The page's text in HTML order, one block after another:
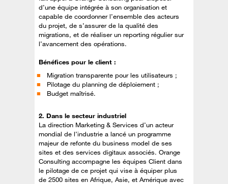
d’une équipe intégrée à son organisation et
capable de coordonner l’ensemble des acteurs
du projet, de s’assurer de la qualité des
migrations, et de réaliser un reporting régulier sur
l’avancement des opérations.
Bénéfices pour le client :
Migration transparente pour les utilisateurs ;
Pilotage du planning de déploiement ;
Budget maîtrisé.
2. Dans le secteur industriel
La direction Marketing & Services d’un acteur
mondial de l’industrie a lancé un programme
majeur de refonte du business model de ses
sites et des services digitaux associés. Orange
Consulting accompagne les équipes Client dans
le pilotage de ce projet qui vise à équiper plus
de 2500 sites en Afrique, Asie, et Amérique avec